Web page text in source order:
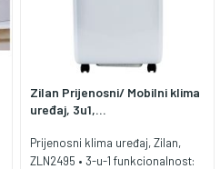
Zilan Prijenosni/ Mobilni klima
uređaj, 3u1,...
Prijenosni klima uređaj, Zilan,
ZLN2495 • 3-u-1 funkcionalnost: